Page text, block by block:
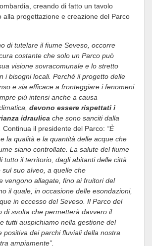
creando di fatto un tavolo
alla progettazione e creazione del Parco
di tutelare il fiume Seveso, occorre
costante che solo un Parco può
visione sovracomunale e lo stretto
i bisogni locali. Perché il progetto delle
e sia efficace a fronteggiare i fenomeni
più intensi anche a causa
devono essere rispettati i
idraulica che sono sanciti dalla
Continua il presidente del Parco: “È
la qualità e la quantità delle acque che
siano controllate. La salute del fiume
tutto il territorio, dagli abitanti delle città
sul suo alveo, a quelle che
vengono allagate, fino ai fruitori del
il quale, in occasione delle esondazioni,
in eccesso del Seveso. Il Parco del
di svolta che permetterà davvero il
tutti auspichiamo nella gestione del
positiva dei parchi fluviali della nostra
ampiamente”.